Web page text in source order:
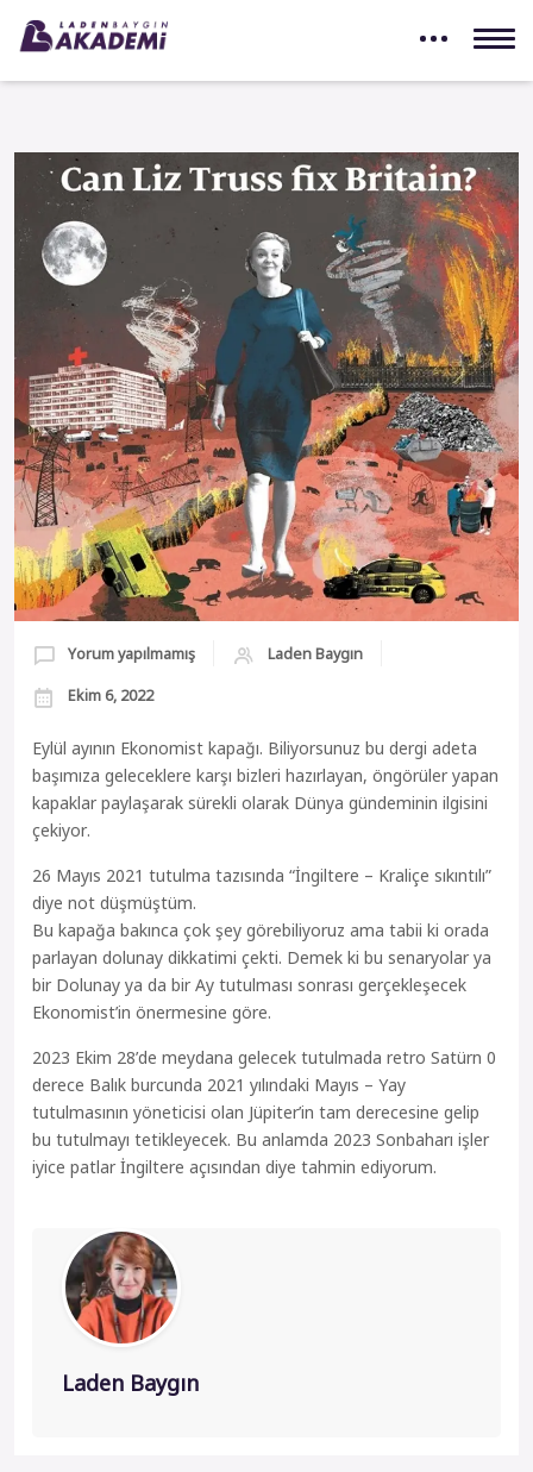
Yorum yapılmamış Laden Baygın
Ekim 6, 2022
Eylül ayının Ekonomist kapağı. Biliyorsunuz bu dergi adeta
başımıza geleceklere karşı bizleri hazırlayan, öngörüler yapan
kapaklar paylaşarak sürekli olarak Dünya gündeminin ilgisini
çekiyor.
26 Mayıs 2021 tutulma tazısında “İngiltere – Kraliçe sıkıntılı”
diye not düşmüştüm.
Bu kapağa bakınca çok şey görebiliyoruz ama tabii ki orada
parlayan dolunay dikkatimi çekti. Demek ki bu senaryolar ya
bir Dolunay ya da bir Ay tutulması sonrası gerçekleşecek
Ekonomist’in önermesine göre.
2023 Ekim 28’de meydana gelecek tutulmada retro Satürn 0
derece Balık burcunda 2021 yılındaki Mayıs – Yay
tutulmasının yöneticisi olan Jüpiter’in tam derecesine gelip
bu tutulmayı tetikleyecek. Bu anlamda 2023 Sonbaharı işler
iyice patlar İngiltere açısından diye tahmin ediyorum.
Laden Baygın